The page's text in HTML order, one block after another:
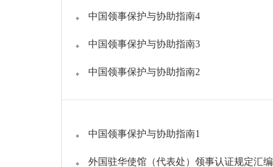
中国领事保护与协助指南4
中国领事保护与协助指南3
中国领事保护与协助指南2
中国领事保护与协助指南1
外国驻华使馆（代表处）领事认证规定汇编